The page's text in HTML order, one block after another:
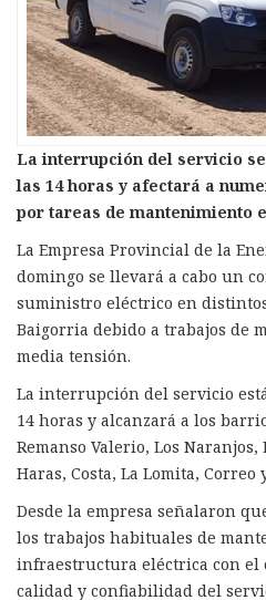
La interrupción del servicio
las 14 horas y afectará a
por tareas de mantenimiento
La Empresa Provincial de la
domingo se llevará a cabo un
suministro eléctrico en
Baigorria debido a trabajos de
media tensión.
La interrupción del servicio
14 horas y alcanzará a los
Remanso Valerio, Los Naranjos,
Haras, Costa, La Lomita, Correo
Desde la empresa señalaron
los trabajos habituales de
infraestructura eléctrica con el
calidad y confiabilidad del